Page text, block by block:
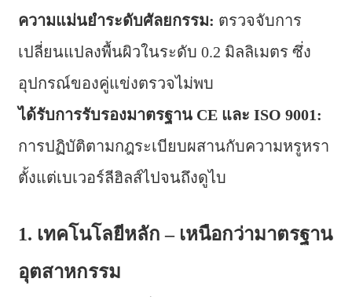
ความแม่นยำระดับศัลยกรรม: ตรวจจับการ
เปลี่ยนแปลงพื้นผิวในระดับ 0.2 มิลลิเมตร ซึ่ง
อุปกรณ์ของคู่แข่งตรวจไม่พบ
ได้รับการรับรองมาตรฐาน CE และ ISO 9001:
การปฏิบัติตามกฎระเบียบผสานกับความหรูหรา
ตั้งแต่เบเวอร์ลีฮิลส์ไปจนถึงดูไบ
1. เทคโนโลยีหลัก – เหนือกว่ามาตรฐาน
อุตสาหกรรม